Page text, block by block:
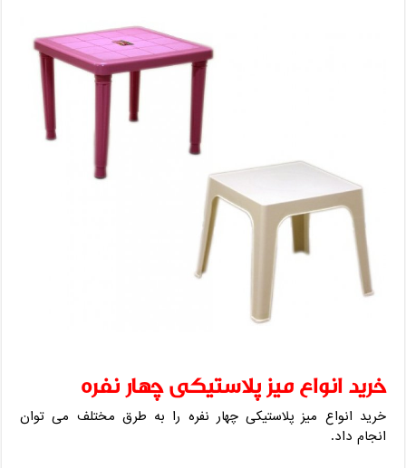
خرید انواع میز پلاستیکی چهار نفره
خرید انواع میز پلاستیکی چهار نفره را به طرق مختلف می توان
انجام داد.